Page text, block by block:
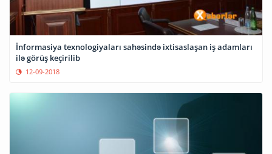
İnformasiya texnologiyaları sahəsində ixtisaslaşan iş adamları
ilə görüş keçirilib
12-09-2018